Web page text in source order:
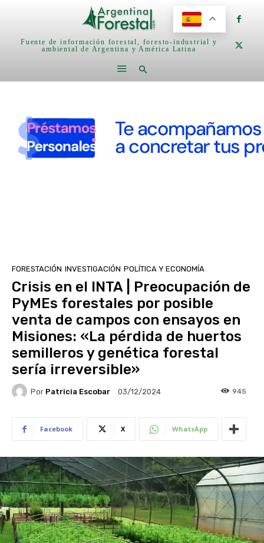
Fuente de información forestal, foresto-industrial y
ambiental de Argentina y América Latina
FORESTACIÓN INVESTIGACIÓN POLÍTICA Y ECONOMÍA
Crisis en el INTA | Preocupación de
PyMEs forestales por posible
venta de campos con ensayos en
Misiones: «La pérdida de huertos
semilleros y genética forestal
sería irreversible»
Por Patricia Escobar 03/12/2024 945
Facebook X WhatsApp